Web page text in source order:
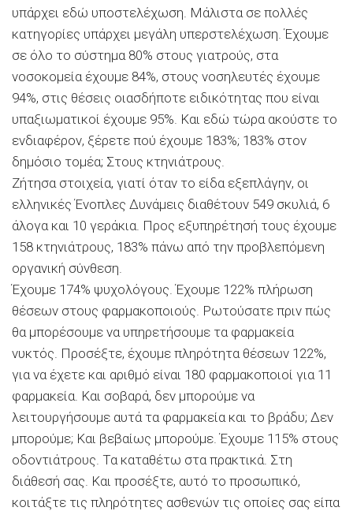
υπάρχει εδώ υποστελέχωση. Μάλιστα σε πολλές
κατηγορίες υπάρχει μεγάλη υπερστελέχωση. Έχουμε
σε όλο το σύστημα 80% στους γιατρούς, στα
νοσοκομεία έχουμε 84%, στους νοσηλευτές έχουμε
94%, στις θέσεις οιασδήποτε ειδικότητας που είναι
υπαξιωματικοί έχουμε 95%. Και εδώ τώρα ακούστε το
ενδιαφέρον, ξέρετε πού έχουμε 183%; 183% στον
δημόσιο τομέα; Στους κτηνιάτρους.
Ζήτησα στοιχεία, γιατί όταν το είδα εξεπλάγην, οι
ελληνικές Ένοπλες Δυνάμεις διαθέτουν 549 σκυλιά, 6
άλογα και 10 γεράκια. Προς εξυπηρέτησή τους έχουμε
158 κτηνιάτρους, 183% πάνω από την προβλεπόμενη
οργανική σύνθεση.
Έχουμε 174% ψυχολόγους. Έχουμε 122% πλήρωση
θέσεων στους φαρμακοποιούς. Ρωτούσατε πριν πώς
θα μπορέσουμε να υπηρετήσουμε τα φαρμακεία
νυκτός. Προσέξτε, έχουμε πληρότητα θέσεων 122%,
για να έχετε και αριθμό είναι 180 φαρμακοποιοί για 11
φαρμακεία. Και σοβαρά, δεν μπορούμε να
λειτουργήσουμε αυτά τα φαρμακεία και το βράδυ; Δεν
μπορούμε; Και βεβαίως μπορούμε. Έχουμε 115% στους
οδοντιάτρους. Τα καταθέτω στα πρακτικά. Στη
διάθεσή σας. Και προσέξτε, αυτό το προσωπικό,
κοιτάξτε τις πληρότητες ασθενών τις οποίες σας είπα